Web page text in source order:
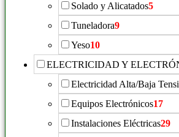
Solado y Alicatados5
Tuneladora9
Yeso10
ELECTRICIDAD Y
Electricidad Alta/Baja
Equipos Electrónicos17
Instalaciones Eléctricas29